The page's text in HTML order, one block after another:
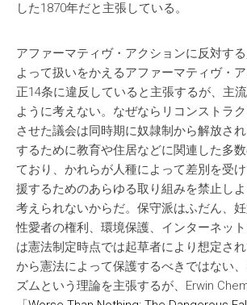
した1870年だと主張している。
アファーマティヴ・アクションに反対す
よって扱いをかえるアファーマティヴ・
正14条に違反していると主張するが、主
ように考えない。なぜならリコンストラ
させた議会は同時期に奴隷制から解放さ
するために教育や住居などに関連した多
ており、かれらが人種によって差別を受
援するためのあらゆる取り組みを禁止し
考えられないからだ。保守派はふだん、
性愛者の権利、環境保護、インターネッ
は憲法制定時点では起草者により想定さ
から憲法によって保護するべきではない
ズムという理論を主張するが、Erwin